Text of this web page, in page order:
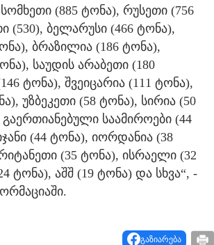
(885 ტონა), რუსეთი (756
(530), ბელარუსი (466 ტონა),
ბრაზილია (186 ტონა),
საუდის არაბეთი (180
ტონა), შვეიცარია (111 ტონა),
უზბეკეთი (58 ტონა), სირია (50
საამიროები (44
(44 ტონა), იორდანია (38
(35 ტონა), ისრაელი (32
ტონა), აშშ (19 ტონა) და სხვა“, -
გაზიარება